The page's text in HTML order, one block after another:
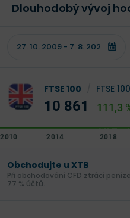
Dlouhodobý vývoj
FTSE 100 FTSE 100
10 861 111,3
Obchodujte u XTB
Při obchodování CFD ztrácí peníze
77 % účtů.